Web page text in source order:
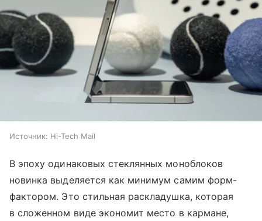
Источник: Hi-Tech Mail
В эпоху одинаковых стеклянных моноблоков
новинка выделяется как минимум самим форм-
фактором. Это стильная раскладушка, которая
в сложенном виде экономит место в кармане,